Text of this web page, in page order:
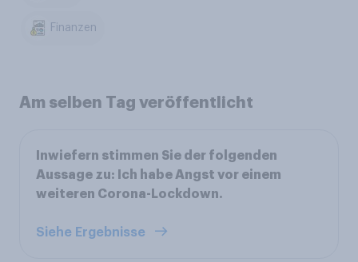
Finanzen
Am selben Tag veröffentlicht
Inwiefern stimmen Sie der folgenden
Aussage zu: Ich habe Angst vor einem
weiteren Corona-Lockdown.
Siehe Ergebnisse